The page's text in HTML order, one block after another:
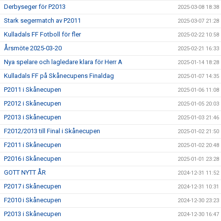
Derbyseger för P2013 2025-03-08 18:38
Stark segermatch av P2011 2025-03-07 21:28
Kulladals FF Fotboll för fler 2025-02-22 10:58
Årsmöte 2025-03-20 2025-02-21 16:33
Nya spelare och lagledare klara för Herr A 2025-01-14 18:28
Kulladals FF på Skånecupens Finaldag 2025-01-07 14:35
P2011 i Skånecupen 2025-01-06 11:08
P2012 i Skånecupen 2025-01-05 20:03
P2013 i Skånecupen 2025-01-03 21:46
F2012/2013 till Final i Skånecupen 2025-01-02 21:50
F2011 i Skånecupen 2025-01-02 20:48
P2016 i Skånecupen 2025-01-01 23:28
GOTT NYTT ÅR 2024-12-31 11:52
P2017 i Skånecupen 2024-12-31 10:31
F2010 i Skånecupen 2024-12-30 23:23
P2013 i Skånecupen 2024-12-30 16:47